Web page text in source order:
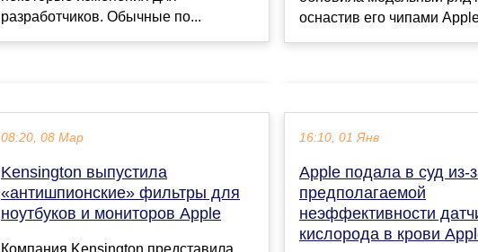
разработчиков. Обычные по...
оснастив его чипами
08:20, 08 Мар
Kensington выпустила
«антишпионские» фильтры для
ноутбуков и мониторов Apple
16:10, 01 Янв
Apple подала в суд из-
предполагаемой
неэффективности
кислорода в крови